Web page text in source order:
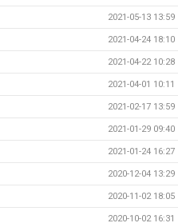
2021-05-13 13:59
2021-04-24 18:10
2021-04-22 10:28
2021-04-01 10:11
2021-02-17 13:59
2021-01-29 09:40
2021-01-24 16:27
2020-12-04 13:29
2020-11-02 18:05
2020-10-02 16:31